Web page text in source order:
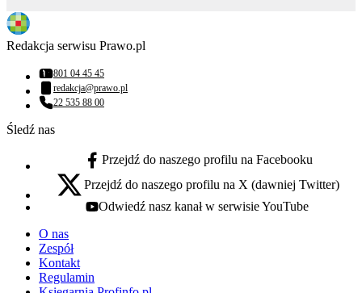
Redakcja serwisu Prawo.pl
Numer telefonu:
801 04 45 45
Adres email:
redakcja@prawo.pl
Numer telefonu:
22 535 88 00
Śledź nas
facebook - otwiera się w nowej karcie
Przejdź do naszego profilu na Facebooku
x - otwiera się w nowej karcie
Przejdź do naszego profilu na X (dawniej Twitter)
youtube - otwiera się w nowej karcie
Odwiedź nasz kanał w serwisie YouTube
O nas
Zespół
Kontakt
Regulamin